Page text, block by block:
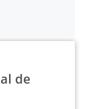
de